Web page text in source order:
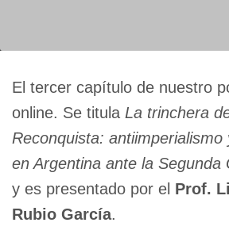
El tercer capítulo de nuestro
online. Se titula La trinchera
Reconquista: antiimperialismo
en Argentina ante la Segunda
y es presentado por el Prof.
Rubio García.